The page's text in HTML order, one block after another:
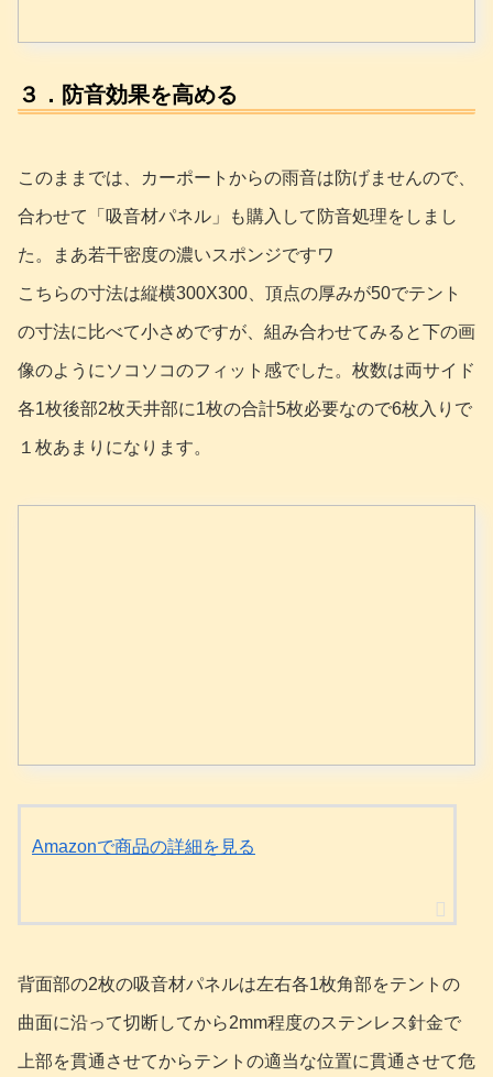
３．防音効果を高める
このままでは、カーポートからの雨音は防げませんので、
合わせて「吸音材パネル」も購入して防音処理をしまし
た。まあ若干密度の濃いスポンジですワ
こちらの寸法は縦横300X300、頂点の厚みが50でテント
の寸法に比べて小さめですが、組み合わせてみると下の画
像のようにソコソコのフィット感でした。枚数は両サイド
各1枚後部2枚天井部に1枚の合計5枚必要なので6枚入りで
１枚あまりになります。
Amazonで商品の詳細を見る
背面部の2枚の吸音材パネルは左右各1枚角部をテントの
曲面に沿って切断してから2mm程度のステンレス針金で
上部を貫通させてからテントの適当な位置に貫通させて危